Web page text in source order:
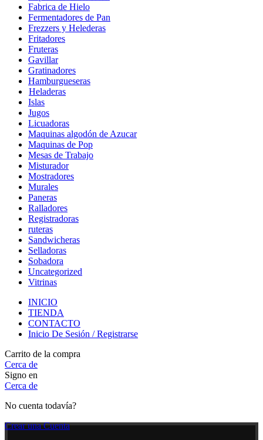
Fabrica de Hielo
Fermentadores de Pan
Frezzers y Helederas
Fritadores
Fruteras
Gavillar
Gratinadores
Hamburgueseras
Heladeras
Islas
Jugos
Licuadoras
Maquinas algodón de Azucar
Maquinas de Pop
Mesas de Trabajo
Misturador
Mostradores
Murales
Paneras
Ralladores
Registradoras
ruteras
Sandwicheras
Selladoras
Sobadora
Uncategorized
Vitrinas
INICIO
TIENDA
CONTACTO
Inicio De Sesión / Registrarse
Carrito de la compra
Cerca de
Signo en
Cerca de
No cuenta todavía?
Crear una Cuenta